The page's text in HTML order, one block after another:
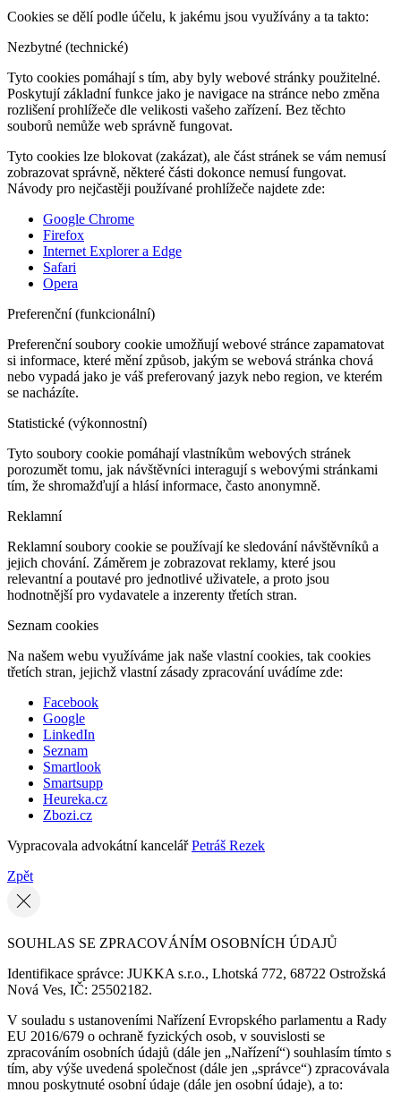
Cookies se dělí podle účelu, k jakému jsou využívány a ta takto:
Nezbytné (technické)
Tyto cookies pomáhají s tím, aby byly webové stránky použitelné.
Poskytují základní funkce jako je navigace na stránce nebo změna
rozlišení prohlížeče dle velikosti vašeho zařízení. Bez těchto
souborů nemůže web správně fungovat.
Tyto cookies lze blokovat (zakázat), ale část stránek se vám nemusí
zobrazovat správně, některé části dokonce nemusí fungovat.
Návody pro nejčastěji používané prohlížeče najdete zde:
Google Chrome
Firefox
Internet Explorer a Edge
Safari
Opera
Preferenční (funkcionální)
Preferenční soubory cookie umožňují webové stránce zapamatovat
si informace, které mění způsob, jakým se webová stránka chová
nebo vypadá jako je váš preferovaný jazyk nebo region, ve kterém
se nacházíte.
Statistické (výkonnostní)
Tyto soubory cookie pomáhají vlastníkům webových stránek
porozumět tomu, jak návštěvníci interagují s webovými stránkami
tím, že shromažďují a hlásí informace, často anonymně.
Reklamní
Reklamní soubory cookie se používají ke sledování návštěvníků a
jejich chování. Záměrem je zobrazovat reklamy, které jsou
relevantní a poutavé pro jednotlivé uživatele, a proto jsou
hodnotnější pro vydavatele a inzerenty třetích stran.
Seznam cookies
Na našem webu využíváme jak naše vlastní cookies, tak cookies
třetích stran, jejichž vlastní zásady zpracování uvádíme zde:
Facebook
Google
LinkedIn
Seznam
Smartlook
Smartsupp
Heureka.cz
Zbozi.cz
Vypracovala advokátní kancelářPetráš Rezek
Zpět
SOUHLAS SE ZPRACOVÁNÍM OSOBNÍCH ÚDAJŮ
Identifikace správce: JUKKA s.r.o., Lhotská 772, 68722 Ostrožská
Nová Ves, IČ: 25502182.
V souladu s ustanoveními Nařízení Evropského parlamentu a Rady
EU 2016/679 o ochraně fyzických osob, v souvislosti se
zpracováním osobních údajů (dále jen „Nařízení“) souhlasím tímto s
tím, aby výše uvedená společnost (dále jen „správce“) zpracovávala
mnou poskytnuté osobní údaje (dále jen osobní údaje), a to: